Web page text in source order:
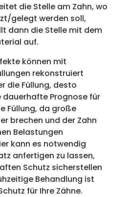
die Stelle am Zahn, wo
gelegt werden soll,
dann die Stelle mit dem
auf.
können mit
rekonstruiert
die Füllung, desto
Prognose für
Füllung, da große
brechen und der Zahn
Belastungen
kann es notwendig
anfertigen zu lassen,
Schutz sicherstellen
Behandlung ist
für Ihre Zähne.